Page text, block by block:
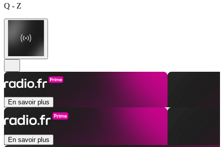
Q - Z
En savoir plus
En savoir plus